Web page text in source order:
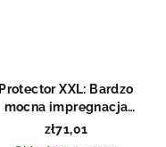
Protector XXL: Bardzo
mocna impregnacja
natryskowa
zł71,01